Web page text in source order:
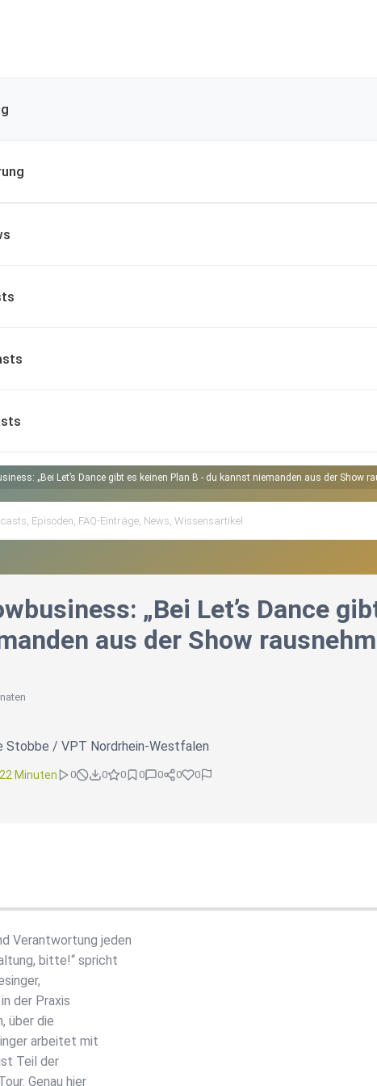
„Bei Let’s Dance gibt es keinen Plan B - du kannst niemanden aus der Show
„Bei Let’s Dance
aus der Show
Stobbe / VPT Nordrhein-Westfalen
22 Minuten 0 0 0 0 0 0 0
Verantwortung jeden
bitte!“ spricht
der Praxis
über die
arbeitet mit
Teil der
Genau hier